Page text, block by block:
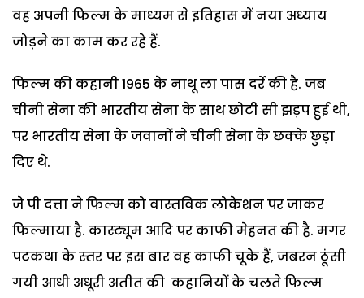
वह अपनी फिल्म के माध्यम से इतिहास में नया अध्याय
जोड़ने का काम कर रहे हैं.
फिल्म की कहानी 1965 के नाथू ला पास दर्रे की है. जब
चीनी सेना की भारतीय सेना के साथ छोटी सी झड़प हुई थी,
पर भारतीय सेना के जवानों ने चीनी सेना के छक्के छुड़ा
दिए थे.
जे पी दत्ता ने फिल्म को वास्तविक लोकेशन पर जाकर
फिल्माया है. कास्ट्यूम आदि पर काफी मेहनत की है. मगर
पटकथा के स्तर पर इस बार वह काफी चूके हैं, जबरन ठूंसी
गयी आधी अधूरी अतीत की कहानियों के चलते फिल्म